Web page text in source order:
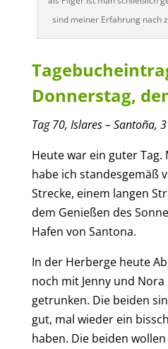
sind meiner Erfahrung nach
Donnerstag,
Tag70, Islares – Santoña,
Heute war ein guter Tag.
habe ich standesgemäß
Strecke, einem langen
dem Genießen des
Hafen von Santona.
In der Herberge heute
noch mit Jenny und
getrunken. Die beiden
gut, mal wieder ein
haben. Die beiden